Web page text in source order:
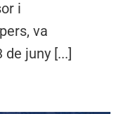
i
va
juny [...]